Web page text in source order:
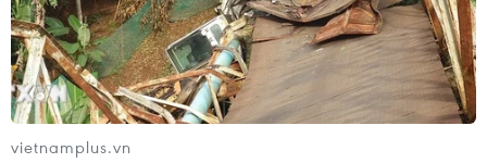
của Chủ tịch Hồ Chí Minh.
vietnamplus.vn